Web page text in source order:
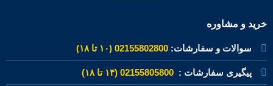
خرید و مشاوره
سوالات و سفارشات: 02155802800 (۱۰ تا ۱۸)
پیگیری سفارشات : 02155805800 (۱۴ تا ۱۸)